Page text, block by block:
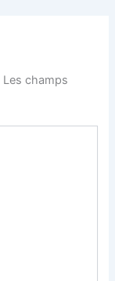
Les champs